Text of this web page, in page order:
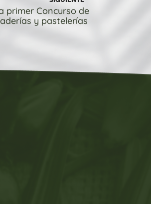
primer Concurso de
y pastelerías